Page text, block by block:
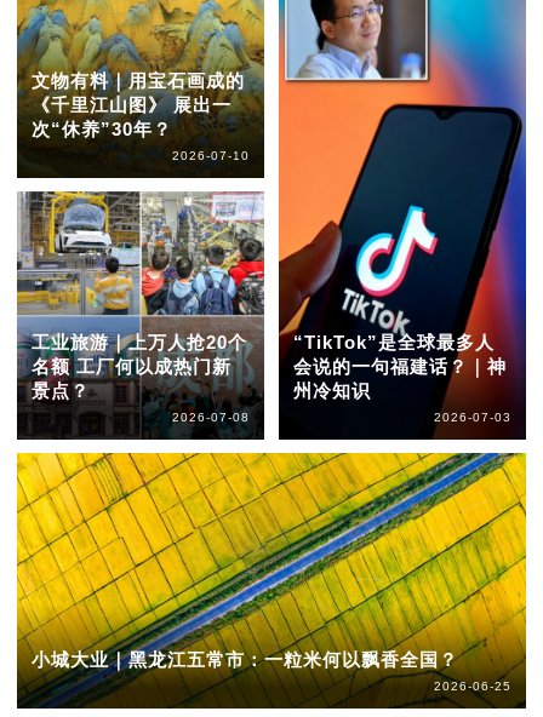
文物有料｜用宝石画成的
《千里江山图》 展出一
次“休养”30年？
2026-07-10
工业旅游｜上万人抢20个
名额 工厂何以成热门新
景点？
2026-07-08
“TikTok”是全球最多人
会说的一句福建话？｜神
州冷知识
2026-07-03
小城大业｜黑龙江五常市：一粒米何以飘香全国？
2026-06-25